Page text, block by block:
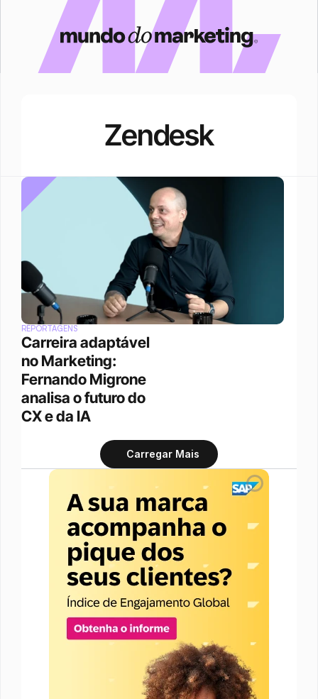
Zendesk
REPORTAGENS
Carreira adaptável
no Marketing:
Fernando Migrone
analisa o futuro do
CX e da IA
Carregar Mais